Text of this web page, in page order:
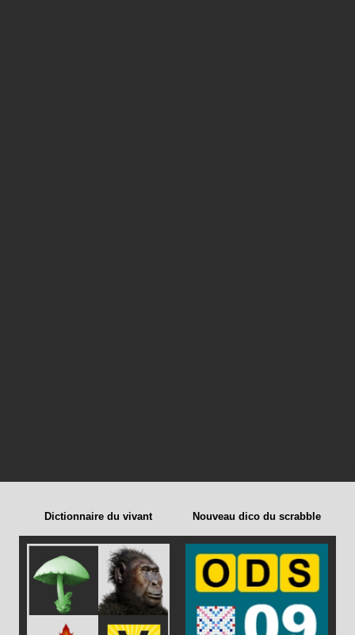
Dictionnaire du vivant Nouveau dico du scrabble